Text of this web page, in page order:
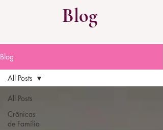
Blog
Blog
All Posts
Crônicas
de Família
All Posts